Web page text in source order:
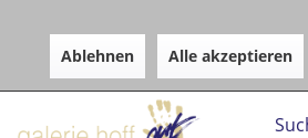
Ablehnen Alle akzeptieren